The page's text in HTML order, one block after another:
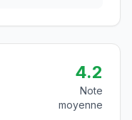
4.2
Note
moyenne